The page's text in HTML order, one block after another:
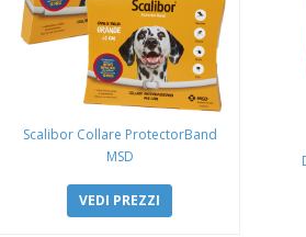
Scalibor Collare ProtectorBand
MSD
VEDI PREZZI